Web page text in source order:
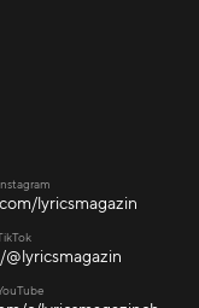
lyricsmagazin